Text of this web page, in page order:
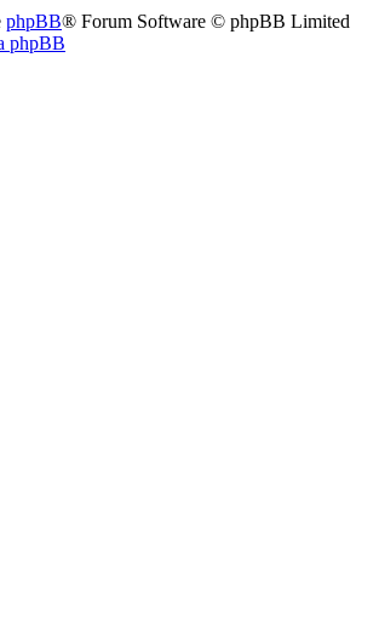
phpBB® Forum Software © phpBB Limited
phpBB